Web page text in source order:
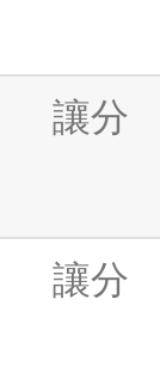
讓分
讓分